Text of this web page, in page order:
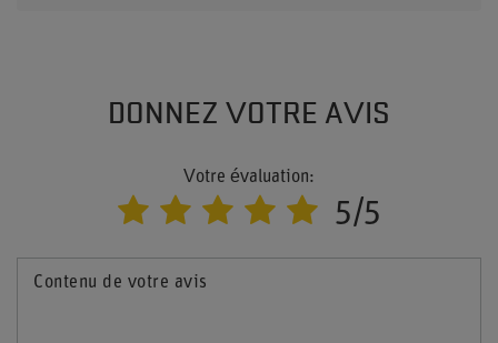
DONNEZ VOTRE AVIS
Votre évaluation:
5/5
Contenu de votre avis